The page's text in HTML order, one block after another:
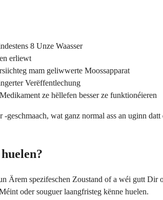
8 Unze Waasser
erliewt
mam geliwwerte Moossapparat
Verëffentlechung
ze hëllefen besser ze funktionéieren
wat ganz normal ass an uginn
Ärem spezifeschen Zoustand of a wéi gutt
oder souguer laangfristeg kënne huelen.